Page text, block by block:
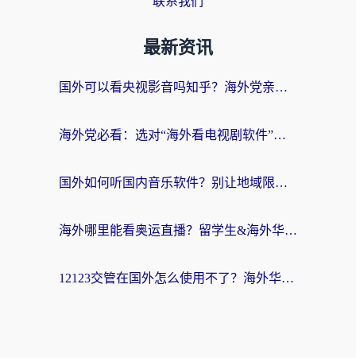
最新资讯
国外可以看央视影音吗知乎？海外党亲测有效的回国加速方案
海外党必看：选对“海外看电视剧软件”，再也不用愁国内剧刷不了
国外如何听国内音乐软件？别让地域限制，断了你的中文歌单
海外哪里能看奥运直播？留学生&海外华人必看的体育赛事观赛终极指南
12123交管在国外怎么使用不了？海外华人必看的无缝访问国内资源指南